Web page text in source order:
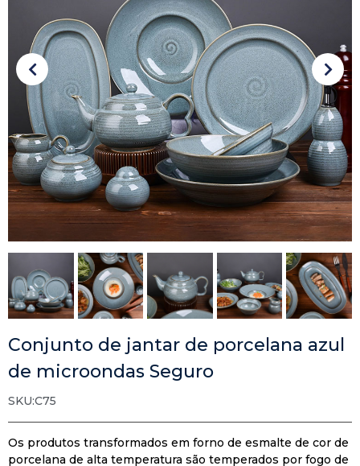
Conjunto de jantar de porcelana azul
de microondas Seguro
SKU:C75
Os produtos transformados em forno de esmalte de cor de
porcelana de alta temperatura são temperados por fogo de